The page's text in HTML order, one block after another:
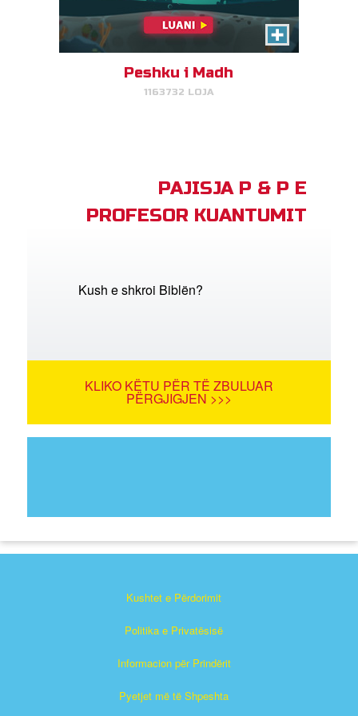
Peshku i Madh
1163732 LOJA
PAJISJA P & P E
PROFESOR KUANTUMIT
Kush e shkroi Biblën?
KLIKO KËTU PËR TË ZBULUAR
PËRGJIGJEN >>>
Kushtet e Përdorimit
Politika e Privatësisë
Informacion për Prindërit
Pyetjet më të Shpeshta